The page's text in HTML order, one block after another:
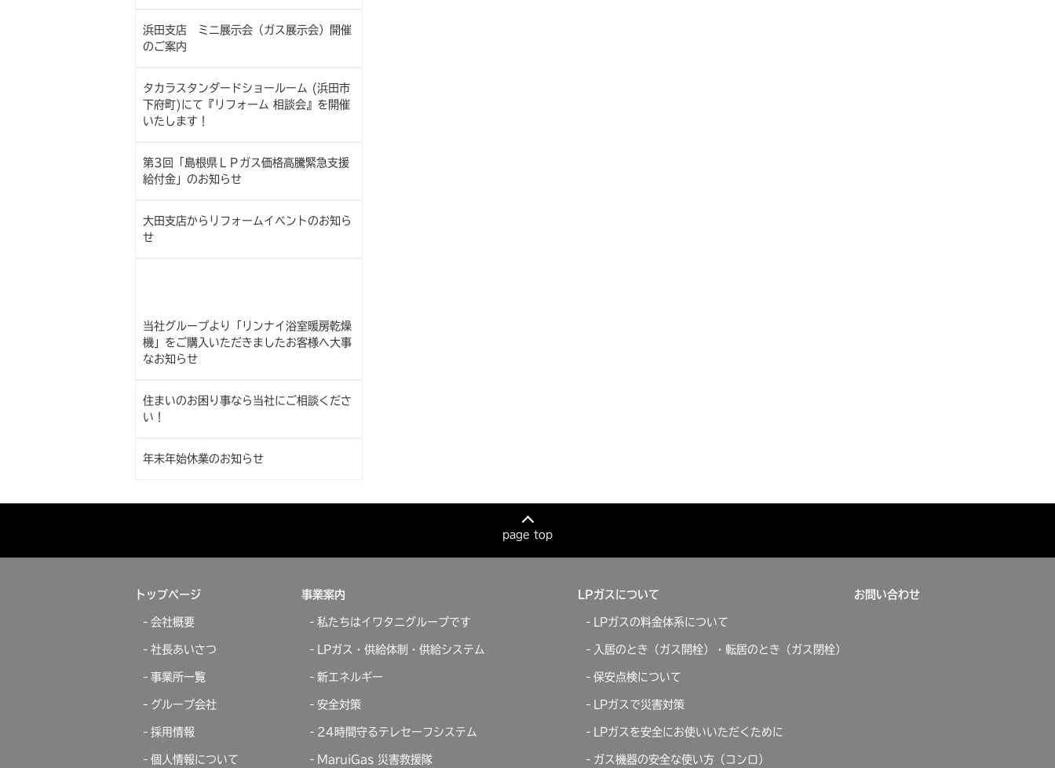
浜田支店 ミニ展示会（ガス展示会）開催
のご案内
タカラスタンダードショールーム (浜田市
下府町)にて『リフォーム 相談会』を開催
いたします！
第3回「島根県ＬＰガス価格高騰緊急支援
給付金」のお知らせ
大田支店からリフォームイベントのお知ら
せ
当社グループより「リンナイ浴室暖房乾燥
機」をご購入いただきましたお客様へ大事
なお知らせ
住まいのお困り事なら当社にご相談くださ
い！
年末年始休業のお知らせ
page top
トップページ
会社概要
社長あいさつ
事業所一覧
グループ会社
採用情報
個人情報について
事業案内
私たちはイワタニグループです
LPガス・供給体制・供給システム
新エネルギー
安全対策
24時間守るテレセーフシステム
MaruiGas 災害救援隊
LPガスについて
LPガスの料金体系について
入居のとき（ガス開栓）・転居のとき（ガス閉栓）
保安点検について
LPガスで災害対策
LPガスを安全にお使いいただくために
ガス機器の安全な使い方（コンロ）
お問い合わせ